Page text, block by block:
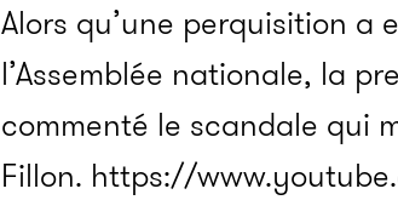
Alors qu’une perquisition a
l’Assemblée nationale, la
commenté le scandale qui
Fillon. https://